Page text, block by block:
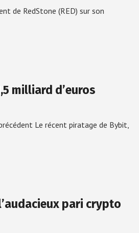
de RedStone (RED) sur son
milliard d’euros
Le récent piratage de Bybit,
pari crypto